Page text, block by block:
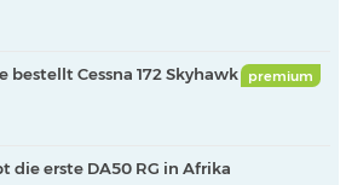
bestellt Cessna 172 Skyhawk premium
die erste DA50 RG in Afrika